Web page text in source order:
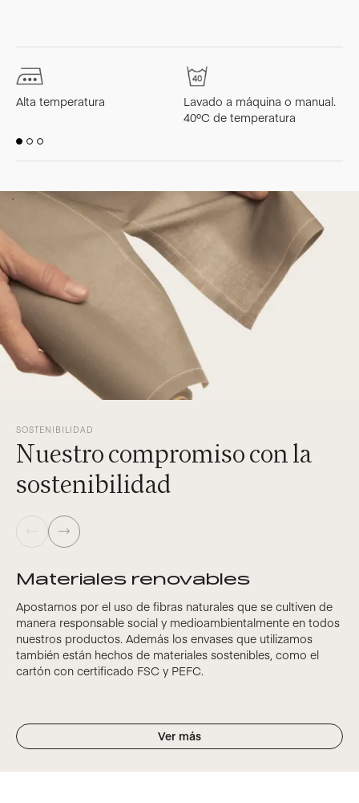
Alta temperatura
Lavado a máquina o manual.
40ºC de temperatura
SOSTENIBILIDAD
Nuestro compromiso con la
sostenibilidad
Materiales renovables
Apostamos por el uso de fibras naturales que se cultiven de
manera responsable social y medioambientalmente en todos
nuestros productos. Además los envases que utilizamos
también están hechos de materiales sostenibles, como el
cartón con certificado FSC y PEFC.
Ver más